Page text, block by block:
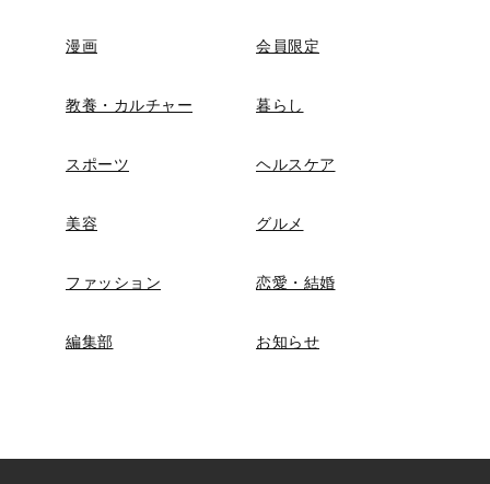
漫画 会員限定
教養・カルチャー 暮らし
スポーツ ヘルスケア
美容 グルメ
ファッション 恋愛・結婚
編集部 お知らせ